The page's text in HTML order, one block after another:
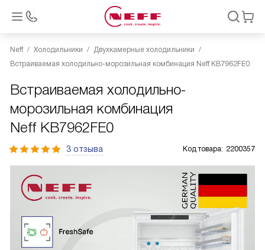
Neff Холодильники
Двухкамерные холодильники
Встраиваемая холодильно-морозильная комбинация Neff KB7962FE0
Встраиваемая холодильно-
морозильная комбинация
Neff KB7962FE0
3 отзыва Код товара: 2200357